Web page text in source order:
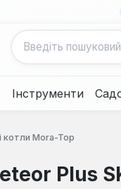
Інструменти
котли Mora-Top
Plus